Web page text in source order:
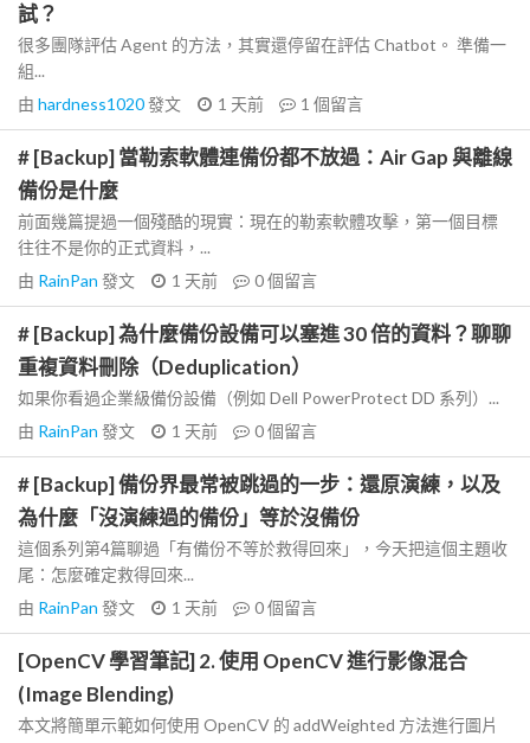
試？
很多團隊評估 Agent 的方法，其實還停留在評估 Chatbot。 準備一
組...
由 hardness1020發文 1 天前 1 個留言
# [Backup] 當勒索軟體連備份都不放過：Air Gap 與離線
備份是什麼
前面幾篇提過一個殘酷的現實：現在的勒索軟體攻擊，第一個目標
往往不是你的正式資料，...
由 RainPan 發文 1 天前 0個留言
# [Backup] 為什麼備份設備可以塞進 30 倍的資料？聊聊
重複資料刪除（Deduplication）
如果你看過企業級備份設備（例如 Dell PowerProtect DD 系列）...
由 RainPan 發文 1 天前 0個留言
# [Backup] 備份界最常被跳過的一步：還原演練，以及
為什麼「沒演練過的備份」等於沒備份
這個系列第4篇聊過「有備份不等於救得回來」，今天把這個主題收
尾：怎麼確定救得回來...
由 RainPan 發文 1 天前 0個留言
[OpenCV 學習筆記] 2. 使用 OpenCV 進行影像混合
(Image Blending)
本文將簡單示範如何使用 OpenCV 的 addWeighted 方法進行圖片